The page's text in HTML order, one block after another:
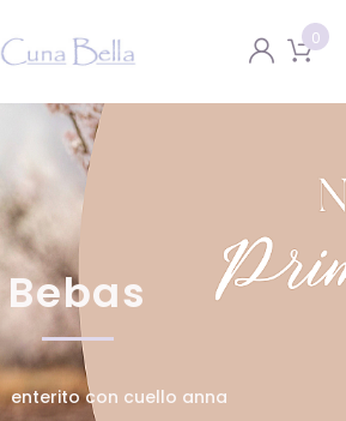
0
Bebas
enterito con cuello anna